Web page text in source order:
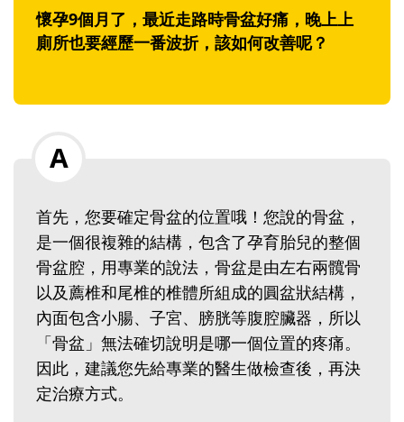
懷孕9個月了，最近走路時骨盆好痛，晚上上
廁所也要經歷一番波折，該如何改善呢？
首先，您要確定骨盆的位置哦！您說的骨盆，
是一個很複雜的結構，包含了孕育胎兒的整個
骨盆腔，用專業的說法，骨盆是由左右兩髖骨
以及薦椎和尾椎的椎體所組成的圓盆狀結構，
內面包含小腸、子宮、膀胱等腹腔臟器，所以
「骨盆」無法確切說明是哪一個位置的疼痛。‭ ‬
因此，建議您先給專業的醫生做檢查後，再決
定治療方式。